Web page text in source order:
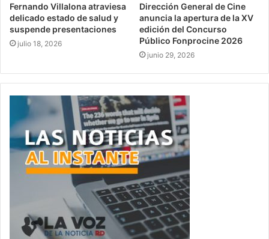
Fernando Villalona atraviesa
delicado estado de salud y
suspende presentaciones
julio 18, 2026
Dirección General de Cine
anuncia la apertura de la XV
edición del Concurso
Público Fonprocine 2026
junio 29, 2026